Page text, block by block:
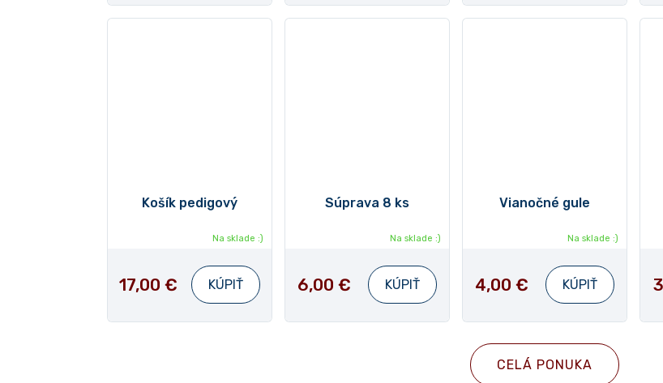
Košík pedigový
Na sklade :)
17,00 € KÚPIŤ
Súprava 8 ks
Na sklade :)
6,00 € KÚPIŤ
Vianočné gule
Na sklade :)
4,00 € KÚPIŤ
CELÁ PONUKA